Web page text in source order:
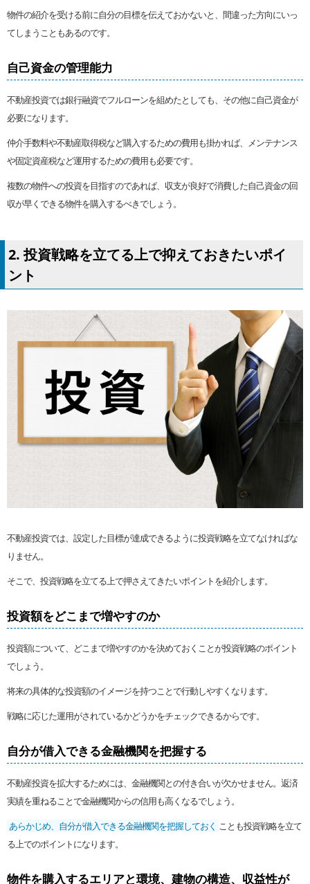
物件の紹介を受ける前に自分の目標を伝えておかないと、間違った方向にいっ
てしまうこともあるのです。
自己資金の管理能力
不動産投資では銀行融資でフルローンを組めたとしても、その他に自己資金が
必要になります。
仲介手数料や不動産取得税など購入するための費用も掛かれば、メンテナンス
や固定資産税など運用するための費用も必要です。
複数の物件への投資を目指すのであれば、収支が良好で消費した自己資金の回
収が早くできる物件を購入するべきでしょう。
2. 投資戦略を立てる上で抑えておきたいポイ
ント
不動産投資では、設定した目標が達成できるように投資戦略を立てなければな
りません。
そこで、投資戦略を立てる上で押さえてきたいポイントを紹介します。
投資額をどこまで増やすのか
投資額について、どこまで増やすのかを決めておくことが投資戦略のポイント
でしょう。
将来の具体的な投資額のイメージを持つことで行動しやすくなります。
戦略に応じた運用がされているかどうかをチェックできるからです。
自分が借入できる金融機関を把握する
不動産投資を拡大するためには、金融機関との付き合いが欠かせません。返済
実績を重ねることで金融機関からの信用も高くなるでしょう。
あらかじめ、自分が借入できる金融機関を把握しておく ことも投資戦略を立て
る上でのポイントになります。
物件を購入するエリアと環境、建物の構造、収益性が